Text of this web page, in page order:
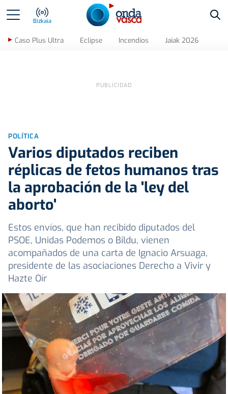
Bizkaia
Caso Plus Ultra Eclipse Incendios Jaiak 2026
POLÍTICA
Varios diputados reciben
réplicas de fetos humanos tras
la aprobación de la 'ley del
aborto'
Estos envíos, que han recibido diputados del
PSOE, Unidas Podemos o Bildu, vienen
acompañados de una carta de Ignacio Arsuaga,
presidente de las asociaciones Derecho a Vivir y
Hazte Oír